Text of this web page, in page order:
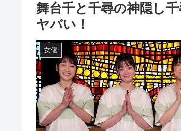
舞台千と千尋の神隠し
ヤバい！
女優